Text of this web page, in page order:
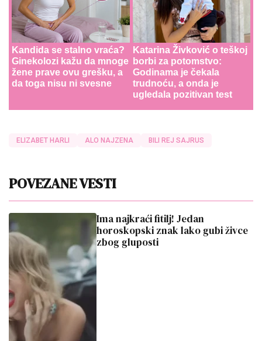
Kandida se stalno vraća?
Ginekolozi kažu da mnoge
žene prave ovu grešku, a
da toga nisu ni svesne
Katarina Živković o teškoj
borbi za potomstvo:
Godinama je čekala
trudnoću, a onda je
ugledala pozitivan test
ELIZABET HARLI ALO NAJZENA BILI REJ SAJRUS
POVEZANE VESTI
Ima najkraći fitilj! Jedan
horoskopski znak lako gubi živce
zbog gluposti